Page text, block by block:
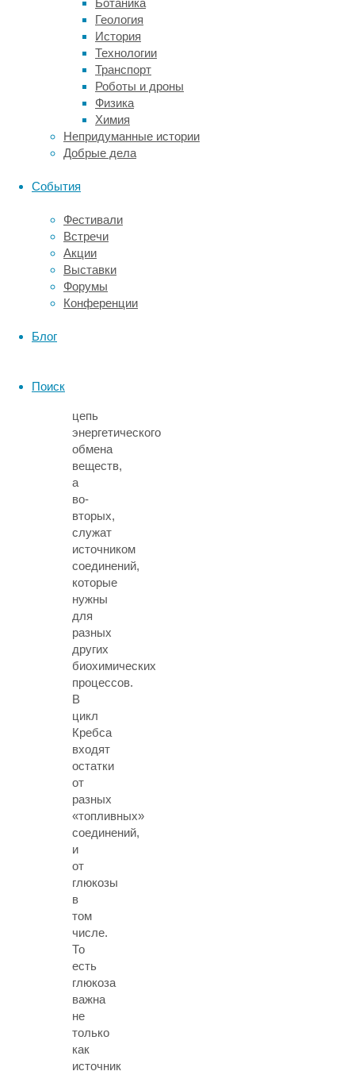
Ботаника
Геология
История
Технологии
Транспорт
Роботы и дроны
Физика
Химия
Непридуманные истории
Добрые дела
События
Фестивали
Встречи
Акции
Выставки
Форумы
Конференции
Блог
Поиск
на
работу
нейромедиаторов,
служа
модулятором
нейронных
импульсов.
Кроме
того,
аминокислотные
тесно
связаны
с
циклом
Кребса.
Реакции
цепь
энергетического
обмена
веществ,
а
во-
вторых,
служат
источником
соединений,
которые
нужны
для
разных
других
биохимических
процессов.
В
цикл
Кребса
входят
остатки
от
разных
«топливных»
соединений,
и
от
глюкозы
в
том
числе.
То
есть
глюкоза
важна
не
только
как
источник